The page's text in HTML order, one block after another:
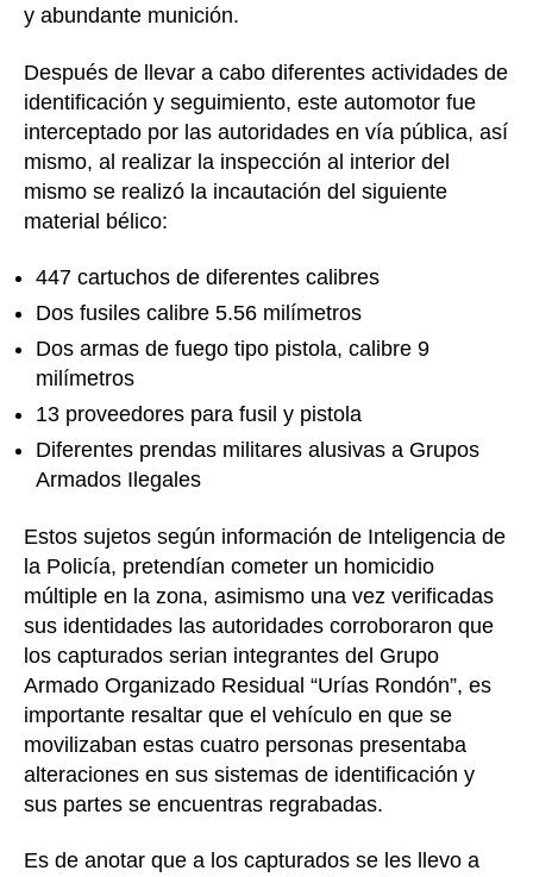
y abundante munición.
Después de llevar a cabo diferentes actividades de
identificación y seguimiento, este automotor fue
interceptado por las autoridades en vía pública, así
mismo, al realizar la inspección al interior del
mismo se realizó la incautación del siguiente
material bélico:
447 cartuchos de diferentes calibres
Dos fusiles calibre 5.56 milímetros
Dos armas de fuego tipo pistola, calibre 9
milímetros
13 proveedores para fusil y pistola
Diferentes prendas militares alusivas a Grupos
Armados Ilegales
Estos sujetos según información de Inteligencia de
la Policía, pretendían cometer un homicidio
múltiple en la zona, asimismo una vez verificadas
sus identidades las autoridades corroboraron que
los capturados serian integrantes del Grupo
Armado Organizado Residual “Urías Rondón”, es
importante resaltar que el vehículo en que se
movilizaban estas cuatro personas presentaba
alteraciones en sus sistemas de identificación y
sus partes se encuentras regrabadas.
Es de anotar que a los capturados se les llevo a